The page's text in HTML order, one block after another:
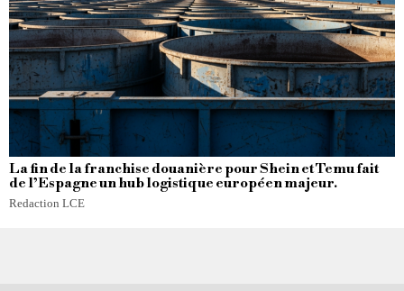
La fin de la franchise douanière pour Shein et Temu fait
de l’Espagne un hub logistique européen majeur.
Redaction LCE